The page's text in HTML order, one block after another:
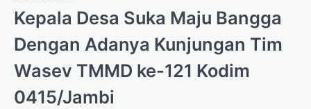
Kepala Desa Suka Maju Bangga
Dengan Adanya Kunjungan Tim
Wasev TMMD ke-121 Kodim
0415/Jambi